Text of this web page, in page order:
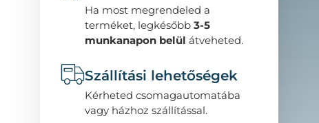
Ha most megrendeled a
terméket, legkésőbb 3-5
munkanapon belül átveheted.
Szállítási lehetőségek
Kérheted csomagautomatába
vagy házhoz szállítással.